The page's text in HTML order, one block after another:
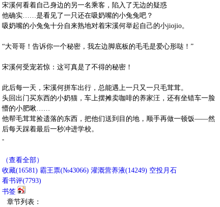
宋溪何看着自己身边的另一名乘客，陷入了无边的疑惑
他确实……是看见了一只还在吸奶嘴的小兔兔吧？
吸奶嘴的小兔兔十分自来熟地对着宋溪何举起自己的小jiojio。
“大哥哥！告诉你一个秘密，我左边脚底板的毛毛是爱心形哒！”
宋溪何受宠若惊：这可真是了不得的秘密！
此后每一天，宋溪何拼车出行，总能遇上一只又一只毛茸茸。
头回出门买东西的小奶猫，车上摆摊卖咖啡的养家汪，还有坐错车一脸
懵的小肥啾……
他帮毛茸茸捡遗落的东西，把他们送到目的地，顺手再做一顿饭——然
后每天踩着最后一秒冲进学校。
-
（查看全部）
收藏(16581) 霸王票(№43066) 灌溉营养液(14249) 空投月石
看书评(7793)
书签
章节列表：